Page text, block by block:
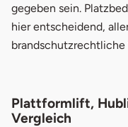
gegeben sein.
hier entscheidend,
Plattformlift,
Vergleich